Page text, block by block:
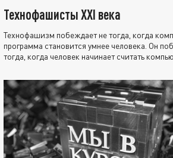
Технофашисты XXI века
Технофашизм побеждает не тогда, когда
программа становится умнее человека. Он
тогда, когда человек начинает считать